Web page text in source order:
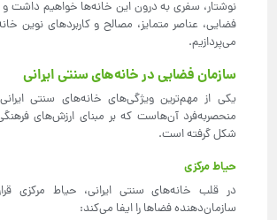
نوشتار، سفری به درون این خانه‌ها خواهیم داشت و
فضایی، عناصر متمایز، مصالح و کاربردهای نوین
می‌پردازیم.
سازمان فضایی در خانه‌های سنتی ایرانی
یکی از مهم‌ترین ویژگی‌های خانه‌های سنتی
منحصربه‌فرد آن‌هاست که بر مبنای ارزش‌های
شکل گرفته است.
حیاط مرکزی
در قلب خانه‌های سنتی ایرانی، حیاط مرکزی
سازمان‌دهنده فضاها را ایفا می‌کند: